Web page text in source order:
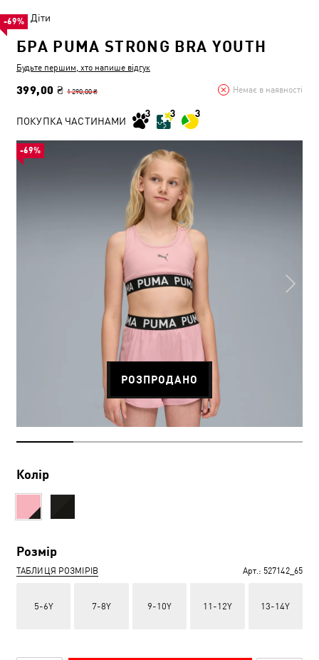
Діти
БРА PUMA STRONG BRA YOUTH
Будьте першим, хто напише відгук
399,00 ₴ 1 290,00 ₴ Немає в наявності
-69%
ПОКУПКА ЧАСТИНАМИ
РОЗПРОДАНО
Колір
Розмір
ТАБЛИЦЯ РОЗМІРІВ Арт.: 527142_65
5-6Y 7-8Y 9-10Y 11-12Y 13-14Y
-69%